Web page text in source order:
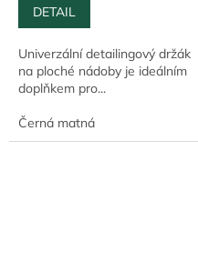
DETAIL
Univerzální detailingový držák
na ploché nádoby je ideálním
doplňkem pro...
Černá matná